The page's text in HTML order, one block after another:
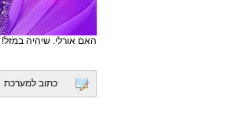
האם אורלי. שיהיה במזל!
כתוב למערכת